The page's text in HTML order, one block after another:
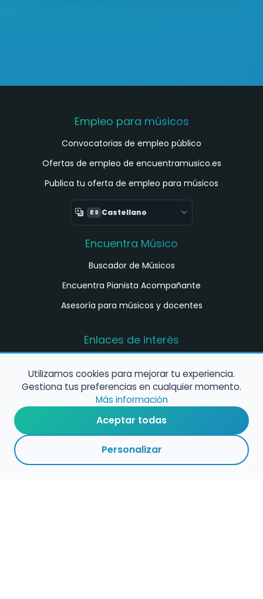
Empleo para músicos
Convocatorias de empleo público
Ofertas de empleo de encuentramusico.es
Publica tu oferta de empleo para músicos
ES Castellano
Encuentra Músico
Buscador de Músicos
Encuentra Pianista Acompañante
Asesoría para músicos y docentes
Enlaces de interés
música en España
Configura alertas de empleo
Contacta con nosotros
Utilizamos cookies para mejorar tu experiencia.
Gestiona tus preferencias en cualquier momento.
Más información
Aceptar todas
Personalizar